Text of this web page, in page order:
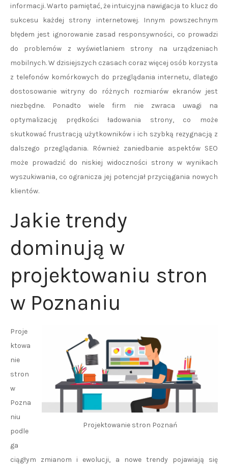
informacji. Warto pamiętać, że intuicyjna nawigacja to klucz do
sukcesu każdej strony internetowej. Innym powszechnym
błędem jest ignorowanie zasad responsywności, co prowadzi
do problemów z wyświetlaniem strony na urządzeniach
mobilnych. W dzisiejszych czasach coraz więcej osób korzysta
z telefonów komórkowych do przeglądania internetu, dlatego
dostosowanie witryny do różnych rozmiarów ekranów jest
niezbędne. Ponadto wiele firm nie zwraca uwagi na
optymalizację prędkości ładowania strony, co może
skutkować frustracją użytkowników i ich szybką rezygnacją z
dalszego przeglądania. Również zaniedbanie aspektów SEO
może prowadzić do niskiej widoczności strony w wynikach
wyszukiwania, co ogranicza jej potencjał przyciągania nowych
klientów.
Jakie trendy
dominują w
projektowaniu stron
w Poznaniu
Projektowanie stron Poznań
Proje
ktowa
nie
stron
w
Pozna
niu
podle
ga
ciągłym zmianom i ewolucji, a nowe trendy pojawiają się